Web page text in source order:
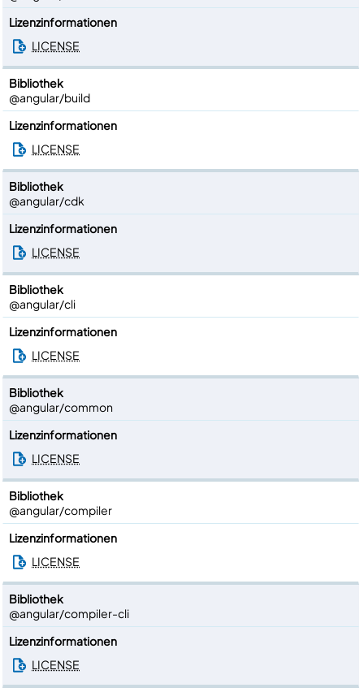
Lizenzinformationen
LICENSE
Bibliothek
@angular/build
Lizenzinformationen
LICENSE
Bibliothek
@angular/cdk
Lizenzinformationen
LICENSE
Bibliothek
@angular/cli
Lizenzinformationen
LICENSE
Bibliothek
@angular/common
Lizenzinformationen
LICENSE
Bibliothek
@angular/compiler
Lizenzinformationen
LICENSE
Bibliothek
@angular/compiler-cli
Lizenzinformationen
LICENSE